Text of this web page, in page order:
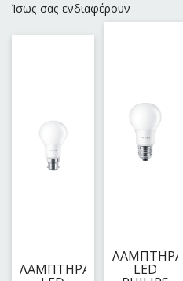
Ίσως σας ενδιαφέρουν
ΛΑΜΠΤΗΡΑΣ
ΛΑΜΠΤΗΡΑΣ
LED